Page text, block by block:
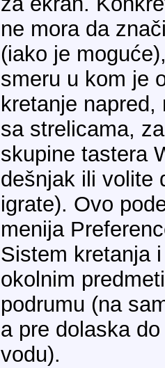
ne mora da
(iako je
smeru u kom je
kretanje
sa strelicama,
skupine tastera
dešnjak ili volite
igrate). Ovo
menija
Sistem kretanja
okolnim
podrumu (na
a pre dolaska
vodu).